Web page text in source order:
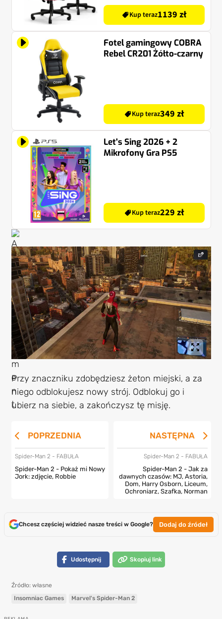
Kup teraz1139 zł
Fotel gamingowy COBRA
Rebel CR201 Żółto-czarny
Kup teraz349 zł
Let's Sing 2026 + 2
Mikrofony Gra PS5
Kup teraz229 zł
Przy znaczniku zdobędziesz żeton miejski, a za
niego odblokujesz nowy strój. Odblokuj go i
ubierz na siebie, a zakończysz tę misję.
POPRZEDNIA
Spider-Man 2 - FABUŁA
Spider-Man 2 - Pokaż mi Nowy
Jork: zdjęcie, Robbie
NASTĘPNA
Spider-Man 2 - FABUŁA
Spider-Man 2 - Jak za
dawnych czasów: MJ, Astoria,
Dom, Harry Osborn, Liceum,
Ochroniarz, Szafka, Norman
Chcesz częściej widzieć nasze treści w Google? Dodaj do źródeł
Udostępnij Skopiuj link
Źródło: własne
Insomniac Games
Marvel's Spider-Man 2